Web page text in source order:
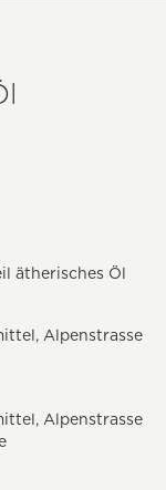
ätherisches Öl
Alpenstrasse
Alpenstrasse